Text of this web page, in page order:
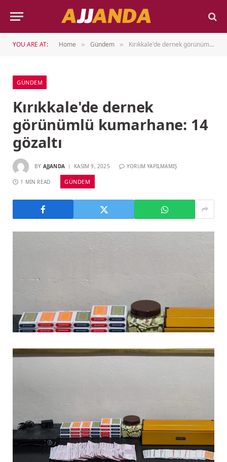
YOU ARE AT: Home » Gündem » Kırıkkale'de dernek görünümlü kumarhane: 14 gözaltı
GÜNDEM
Kırıkkale'de dernek
görünümlü kumarhane: 14
gözaltı
BY AJJANDA KASIM 9, 2025 YORUM YAPILMAMIŞ
1 MIN READ GÜNDEM